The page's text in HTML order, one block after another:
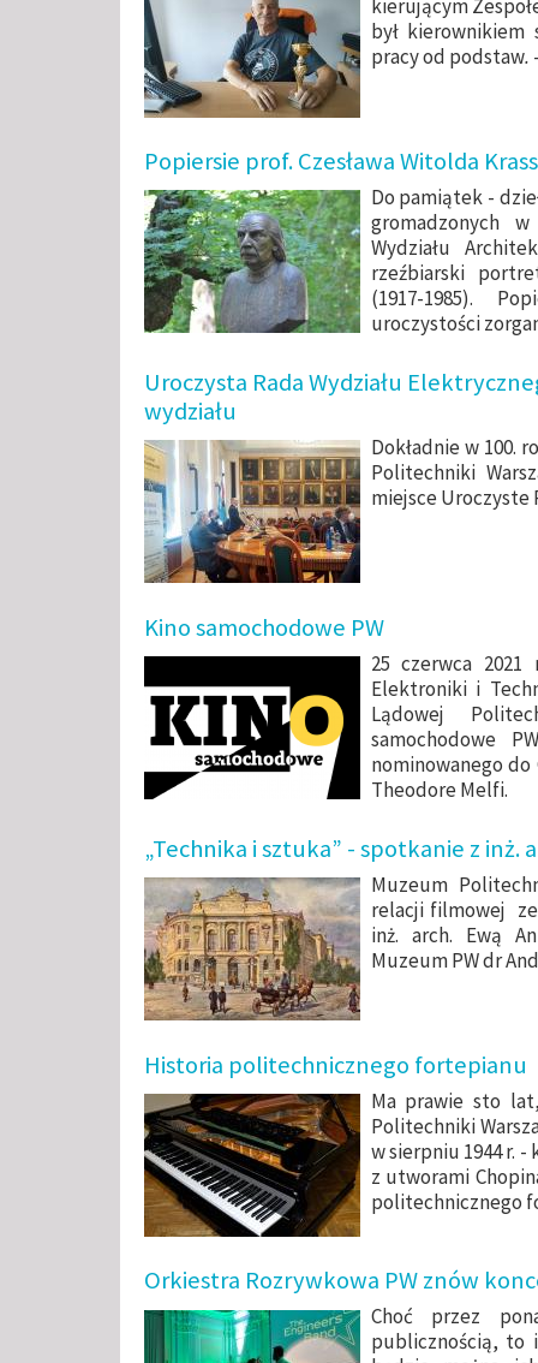
kierującym
był kierownikiem
pracy od podstaw.
Popiersie prof. Czesława Witolda
Do pamiątek -
gromadzonych
Wydziału
rzeźbiarski
(1917-1985).
uroczystości
Uroczysta Rada Wydziału
wydziału
Dokładnie w 100.
Politechniki
miejsce Uroczyste
Kino samochodowe PW
25 czerwca
Elektroniki i
Lądowej
samochodowe
nominowanego
Theodore Melfi.
„Technika i sztuka” - spotkanie z inż.
Muzeum
relacji filmowej ze
inż. arch. Ewą
Muzeum PW dr
Historia politechnicznego fortepianu
Ma prawie sto
Politechniki
w sierpniu 1944 r.
z utworami
politechnicznego
Orkiestra Rozrywkowa PW znów
Choć przez
publicznością, to